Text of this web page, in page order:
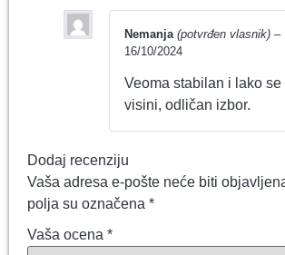
Nemanja (potvrđen vlasnik) –
16/10/2024
Veoma stabilan i lako
visini, odličan izbor.
Dodaj recenziju
Vaša adresa e-pošte neće biti
polja su označena *
Vaša ocena *